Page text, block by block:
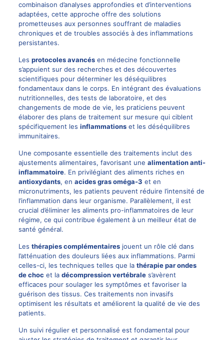
combinaison d’analyses approfondies et d’interventions
adaptées, cette approche offre des solutions
prometteuses aux personnes souffrant de maladies
chroniques et de troubles associés à des inflammations
persistantes.
Les protocoles avancésen médecine fonctionnelle
s’appuient sur des recherches et des découvertes
scientifiques pour déterminer les déséquilibres
fondamentaux dans le corps. En intégrant des évaluations
nutritionnelles, des tests de laboratoire, et des
changements de mode de vie, les praticiens peuvent
élaborer des plans de traitement sur mesure qui ciblent
spécifiquement les inflammationset les déséquilibres
immunitaires.
Une composante essentielle des traitements inclut des
ajustements alimentaires, favorisant une alimentation anti-
inflammatoire. En privilégiant des aliments riches en
antioxydants, en acides gras oméga-3 et en
micronutriments, les patients peuvent réduire l’intensité de
l’inflammation dans leur organisme. Parallèlement, il est
crucial d’éliminer les aliments pro-inflammatoires de leur
régime, ce qui contribue également à un meilleur état de
santé général.
Les thérapies complémentairesjouent un rôle clé dans
l’atténuation des douleurs liées aux inflammations. Parmi
celles-ci, les techniques telles que la thérapie par ondes
de choc et la décompression vertébrales’avèrent
efficaces pour soulager les symptômes et favoriser la
guérison des tissus. Ces traitements non invasifs
optimisent les résultats et améliorent la qualité de vie des
patients.
Un suivi régulier et personnalisé est fondamental pour